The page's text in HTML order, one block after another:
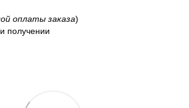
оплаты заказа)
получении